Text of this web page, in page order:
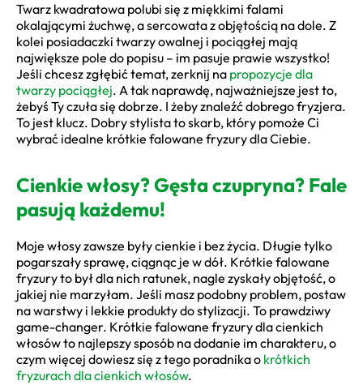
Twarz kwadratowa polubi się z miękkimi falami
okalającymi żuchwę, a sercowata z objętością na dole. Z
kolei posiadaczki twarzy owalnej i pociągłej mają
największe pole do popisu – im pasuje prawie wszystko!
Jeśli chcesz zgłębić temat, zerknij na propozycje dla
twarzy pociągłej. A tak naprawdę, najważniejsze jest to,
żebyś Ty czuła się dobrze. I żeby znaleźć dobrego fryzjera.
To jest klucz. Dobry stylista to skarb, który pomoże Ci
wybrać idealne krótkie falowane fryzury dla Ciebie.
Cienkie włosy? Gęsta czupryna? Fale
pasują każdemu!
Moje włosy zawsze były cienkie i bez życia. Długie tylko
pogarszały sprawę, ciągnąc je w dół. Krótkie falowane
fryzury to był dla nich ratunek, nagle zyskały objętość, o
jakiej nie marzyłam. Jeśli masz podobny problem, postaw
na warstwy i lekkie produkty do stylizacji. To prawdziwy
game-changer. Krótkie falowane fryzury dla cienkich
włosów to najlepszy sposób na dodanie im charakteru, o
czym więcej dowiesz się z tego poradnika o krótkich
fryzurach dla cienkich włosów.